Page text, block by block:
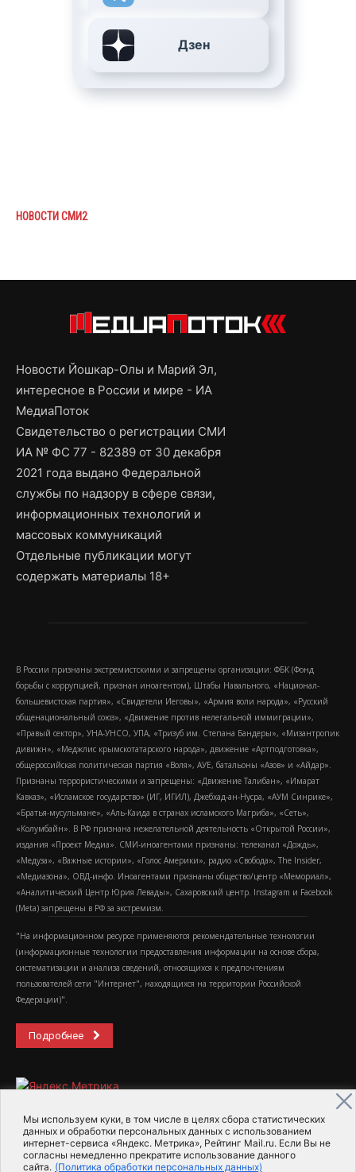
Мы используем куки, в том числе в целях сбора статистических
данных и обработки персональных данных с использованием
интернет-сервиса «Яндекс. Метрика», Рейтинг Mail.ru. Если Вы не
согласны немедленно прекратите использование данного
сайта. (Политика обработки персональных данных)
Дзен
НОВОСТИ СМИ2
Новости Йошкар-Олы и Марий Эл,
интересное в России и мире - ИА
МедиаПоток
Свидетельство о регистрации СМИ
ИА № ФС 77 - 82389 от 30 декабря
2021 года выдано Федеральной
службы по надзору в сфере связи,
информационных технологий и
массовых коммуникаций
Отдельные публикации могут
содержать материалы 18+
В России признаны экстремистскими и запрещены организации: ФБК (Фонд
борьбы с коррупцией, признан иноагентом), Штабы Навального, «Национал-
большевистская партия», «Свидетели Иеговы», «Армия воли народа», «Русский
общенациональный союз», «Движение против нелегальной иммиграции»,
«Правый сектор», УНА-УНСО, УПА, «Тризуб им. Степана Бандеры», «Мизантропик
дивижн», «Меджлис крымскотатарского народа», движение «Артподготовка»,
общероссийская политическая партия «Воля», АУЕ, батальоны «Азов» и «Айдар».
Признаны террористическими и запрещены: «Движение Талибан», «Имарат
Кавказ», «Исламское государство» (ИГ, ИГИЛ), Джебхад-ан-Нусра, «АУМ Синрике»,
«Братья-мусульмане», «Аль-Каида в странах исламского Магриба», «Сеть»,
«Колумбайн». В РФ признана нежелательной деятельность «Открытой России»,
издания «Проект Медиа». СМИ-иноагентами признаны: телеканал «Дождь»,
«Медуза», «Важные истории», «Голос Америки», радио «Свобода», The Insider,
«Медиазона», ОВД-инфо. Иноагентами признаны общество/центр «Мемориал»,
«Аналитический Центр Юрия Левады», Сахаровский центр. Instagram и Facebook
(Metа) запрещены в РФ за экстремизм.
"На информационном ресурсе применяются рекомендательные технологии
(информационные технологии предоставления информации на основе сбора,
систематизации и анализа сведений, относящихся к предпочтениям
пользователей сети "Интернет", находящихся на территории Российской
Федерации)".
Подробнее
2015-2026- Информационное агентство МедиаПоток